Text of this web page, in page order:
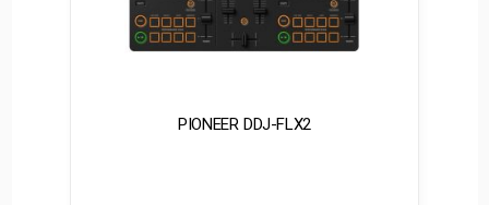
PIONEER DDJ-FLX2